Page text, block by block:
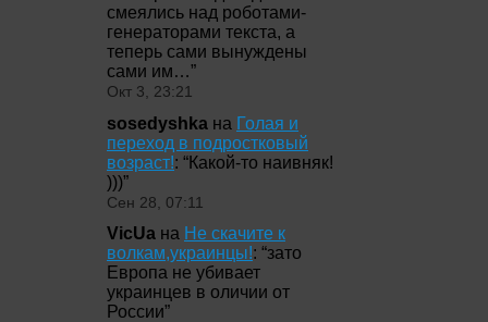
смеялись над роботами-
генераторами текста, а
теперь сами вынуждены
сами им…”
Окт 3, 23:21
sosedyshka на Голая и
переход в подростковый
возраст!: “Какой-то наивняк!
)))”
Сен 28, 07:11
VicUa на Не скачите к
волкам,украинцы!: “зато
Европа не убивает
украинцев в оличии от
России”